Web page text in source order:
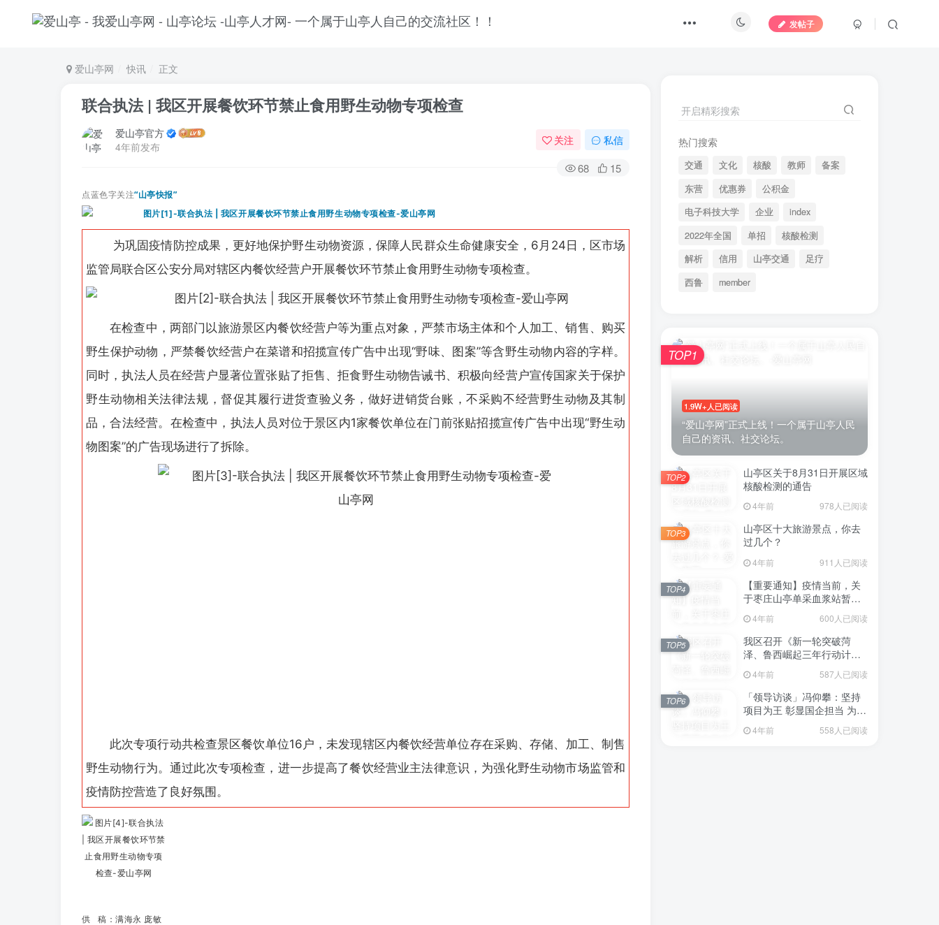
发帖子
爱山亭网 快讯 正文
联合执法 | 我区开展餐饮环节禁止食用野生动物专项检查
爱山亭官方
4年前发布
关注 私信
68 15
点蓝色字关注“山亭快报”
为巩固疫情防控成果，更好地保护野生动物资源，保障人民群众生命健康安全，6月24日，区市场
监管局联合区公安分局对辖区内餐饮经营户开展餐饮环节禁止食用野生动物专项检查。
在检查中，两部门以旅游景区内餐饮经营户等为重点对象，严禁市场主体和个人加工、销售、购买
野生保护动物，严禁餐饮经营户在菜谱和招揽宣传广告中出现“野味、图案”等含野生动物内容的字样。
同时，执法人员在经营户显著位置张贴了拒售、拒食野生动物告诫书、积极向经营户宣传国家关于保护
野生动物相关法律法规，督促其履行进货查验义务，做好进销货台账，不采购不经营野生动物及其制
品，合法经营。在检查中，执法人员对位于景区内1家餐饮单位在门前张贴招揽宣传广告中出现“野生动
物图案”的广告现场进行了拆除。
此次专项行动共检查景区餐饮单位16户，未发现辖区内餐饮经营单位存在采购、存储、加工、制售
野生动物行为。通过此次专项检查，进一步提高了餐饮经营业主法律意识，为强化野生动物市场监管和
疫情防控营造了良好氛围。
供 稿：满海永 庞敏
开启精彩搜索
热门搜索
交通 文化 核酸 教师
备案
东营
优惠券
公积金
电子科技大学
企业
index
2022年全国
单招
核酸检测
解析
信用 山亭交通
足疗
西鲁
member
1.9W+人已阅读
“爱山亭网”正式上线！一个属于山亭人民
自己的资讯、社交论坛。
TOP1
山亭区关于8月31日开展区域
核酸检测的通告
4年前 978人已阅读
TOP2
山亭区十大旅游景点，你去
过几个？
4年前 911人已阅读
TOP3
【重要通知】疫情当前，关
于枣庄山亭单采血浆站暂停
4年前 600人已阅读
TOP4
我区召开《新一轮突破菏
泽、鲁西崛起三年行动计划
意见稿）政策分析研判会议
4年前 587人已阅读
TOP5
「领导访谈」冯仰攀：坚持
项目为王 彰显国企担当 为全
点项目建设贡献“交发力量”
4年前 558人已阅读
TOP6
登录
手机号
记住登录
微信登录